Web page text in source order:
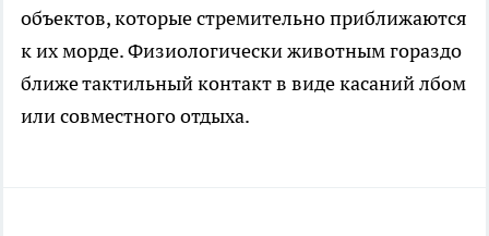
объектов, которые стремительно приближаются
к их морде. Физиологически животным гораздо
ближе тактильный контакт в виде касаний лбом
или совместного отдыха.